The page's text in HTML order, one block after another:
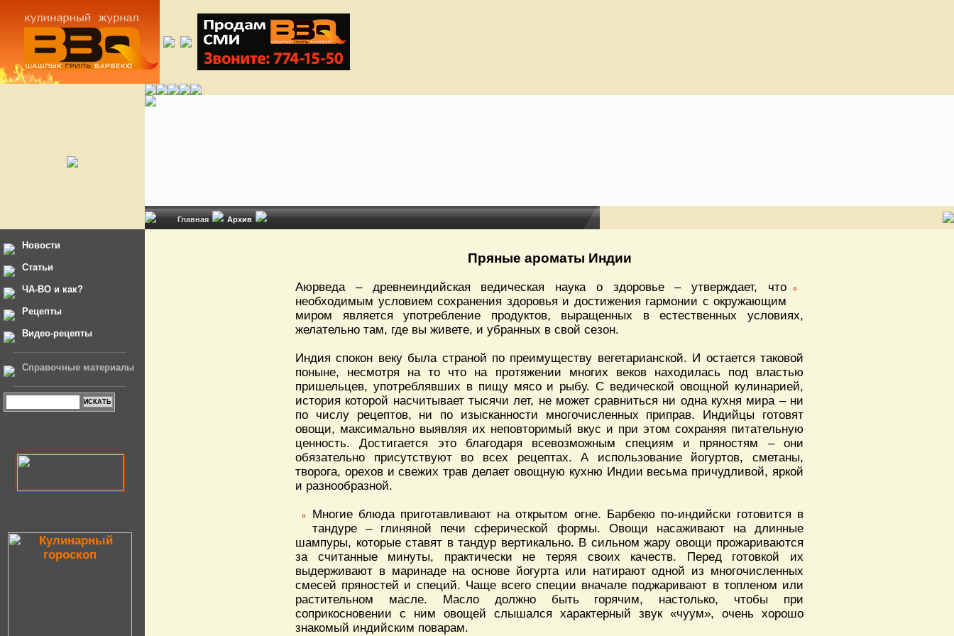
Главная Архив
Новости
Статьи
ЧА-ВО и как?
Рецепты
Видео-рецепты
Справочные материалы
Пряные ароматы Индии
Аюрведа – древнеиндийская ведическая наука о здоровье – утверждает, что
необходимым условием сохранения здоровья и достижения гармонии с окружающим
миром является употребление продуктов, выращенных в естественных условиях,
желательно там, где вы живете, и убранных в свой сезон.
Индия спокон веку была страной по преимуществу вегетарианской. И остается таковой
поныне, несмотря на то что на протяжении многих веков находилась под властью
пришельцев, употреблявших в пищу мясо и рыбу. С ведической овощной кулинарией,
история которой насчитывает тысячи лет, не может сравниться ни одна кухня мира – ни
по числу рецептов, ни по изысканности многочисленных приправ. Индийцы готовят
овощи, максимально выявляя их неповторимый вкус и при этом сохраняя питательную
ценность. Достигается это благодаря всевозможным специям и пряностям – они
обязательно присутствуют во всех рецептах. А использование йогуртов, сметаны,
творога, орехов и свежих трав делает овощную кухню Индии весьма причудливой, яркой
и разнообразной.
Многие блюда приготавливают на открытом огне. Барбекю по-индийски готовится в
тандуре – глиняной печи сферической формы. Овощи насаживают на длинные
шампуры, которые ставят в тандур вертикально. В сильном жару овощи прожариваются
за считанные минуты, практически не теряя своих качеств. Перед готовкой их
выдерживают в маринаде на основе йогурта или натирают одной из многочисленных
смесей пряностей и специй. Чаще всего специи вначале поджаривают в топленом или
растительном масле. Масло должно быть горячим, настолько, чтобы при
соприкосновении с ним овощей слышался характерный звук «чуум», очень хорошо
знакомый индийским поварам.